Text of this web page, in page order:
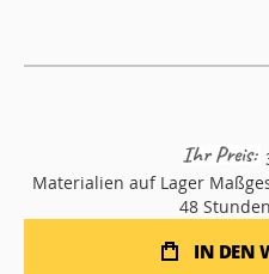
Materialien auf Lager
48
IN DEN